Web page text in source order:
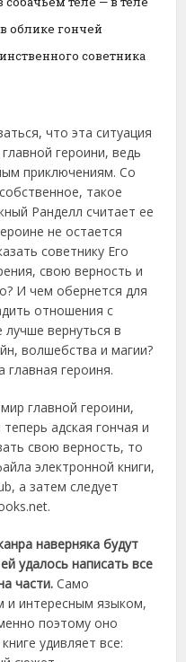
облике гончей
советника
что эта ситуация
героини, ведь
приключениям. Со
такое
Ранделл считает ее
не остается
советнику Его
свою верность и
И чем обернется для
отношения с
вернуться в
волшебства и магии?
героиня.
главной героини,
адская гончая и
свою верность, то
электронной книги,
а затем следует
наверняка будут
удалось написать все
части. Само
и интересным языком,
поэтому оно
удивляет все: